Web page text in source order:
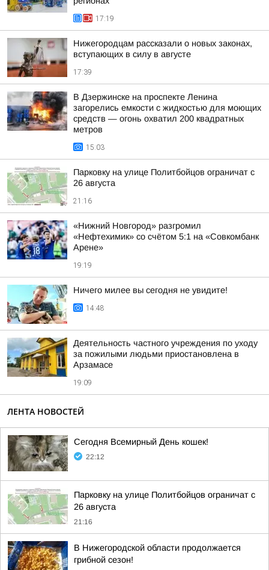
17:19
Нижегородцам рассказали о новых законах,
вступающих в силу в августе
17:39
В Дзержинске на проспекте Ленина
загорелись емкости с жидкостью для моющих
средств — огонь охватил 200 квадратных
метров
15:03
Парковку на улице Политбойцов ограничат с
26 августа
21:16
«Нижний Новгород» разгромил
«Нефтехимик» со счётом 5:1 на «Совкомбанк
Арене»
19:19
Ничего милее вы сегодня не увидите!
14:48
Деятельность частного учреждения по уходу
за пожилыми людьми приостановлена в
Арзамасе
19:09
ЛЕНТА НОВОСТЕЙ
Сегодня Всемирный День кошек!
22:12
Парковку на улице Политбойцов ограничат с
26 августа
21:16
В Нижегородской области продолжается
грибной сезон!